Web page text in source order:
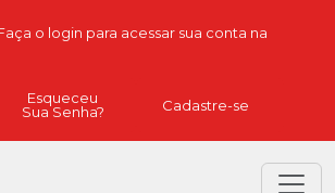
o login para acessar sua conta na
Esqueceu
Sua Senha?
Cadastre-se